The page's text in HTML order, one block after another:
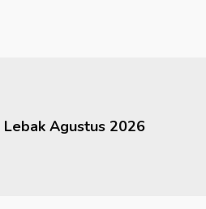
Lebak Agustus 2026